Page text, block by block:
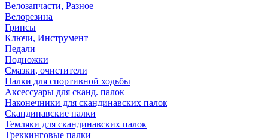
Велозапчасти, Разное
Велорезина
Грипсы
Ключи, Инструмент
Педали
Подножки
Смазки, очистители
Палки для спортивной ходьбы
Аксессуары для сканд. палок
Наконечники для скандинавских палок
Скандинавские палки
Темляки для скандинавских палок
Треккинговые палки